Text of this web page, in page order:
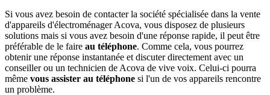
Si vous avez besoin de contacter la société spécialisée dans la vente
d'appareils d'électroménager Acova, vous disposez de plusieurs
solutions mais si vous avez besoin d'une réponse rapide, il peut être
préférable de le faire au téléphone. Comme cela, vous pourrez
obtenir une réponse instantanée et discuter directement avec un
conseiller ou un technicien de Acova de vive voix. Celui-ci pourra
même vous assister au téléphone si l'un de vos appareils rencontre
un problème.